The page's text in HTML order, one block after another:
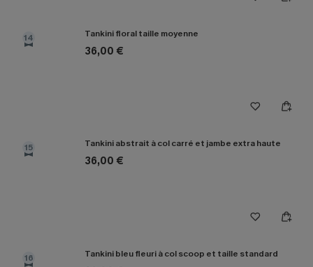
14 Tankini floral taille moyenne
36,00 €
15 Tankini abstrait à col carré et jambe extra haute
36,00 €
16 Tankini bleu fleuri à col scoop et taille standard